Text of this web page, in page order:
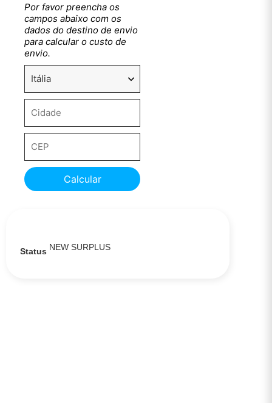
Por favor preencha os
campos abaixo com os
dados do destino de envio
para calcular o custo de
envio.
Calcular
Status NEW SURPLUS